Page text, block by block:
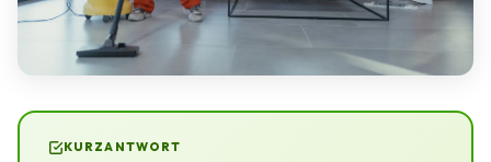
KURZANTWORT